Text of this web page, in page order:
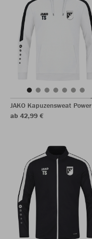
JAKO Kapuzensweat Power
ab 42,99 €